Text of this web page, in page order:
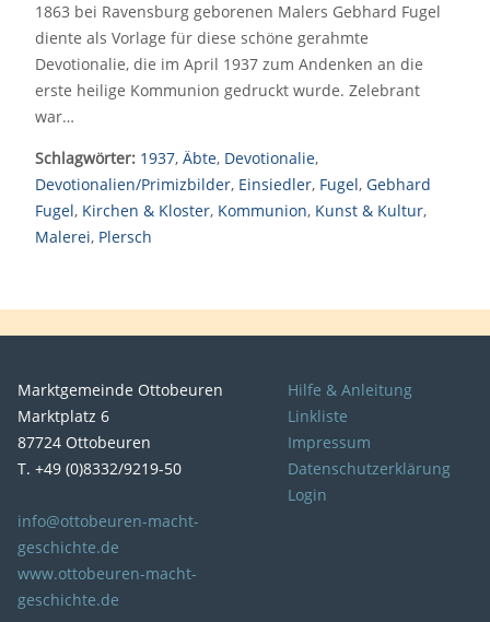
1863 bei Ravensburg geborenen Malers Gebhard Fugel
diente als Vorlage für diese schöne gerahmte
Devotionalie, die im April 1937 zum Andenken an die
erste heilige Kommunion gedruckt wurde. Zelebrant
war…
Schlagwörter: 1937, Äbte, Devotionalie,
Devotionalien/Primizbilder, Einsiedler, Fugel, Gebhard
Fugel, Kirchen & Kloster, Kommunion, Kunst & Kultur,
Malerei, Plersch
Marktgemeinde Ottobeuren
Marktplatz 6
87724 Ottobeuren
T. +49 (0)8332/9219-50
info@ottobeuren-macht-
geschichte.de
www.ottobeuren-macht-
geschichte.de
Hilfe & Anleitung
Linkliste
Impressum
Datenschutzerklärung
Login